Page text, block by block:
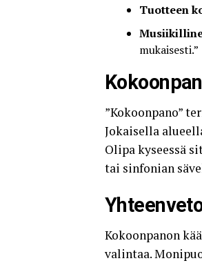
Tuotteen
mukaisesti.”
”Kokoonpano”
Jokaisella
Olipa kyseessä
tai sinfonian
Kokoonpanon
valintaa.